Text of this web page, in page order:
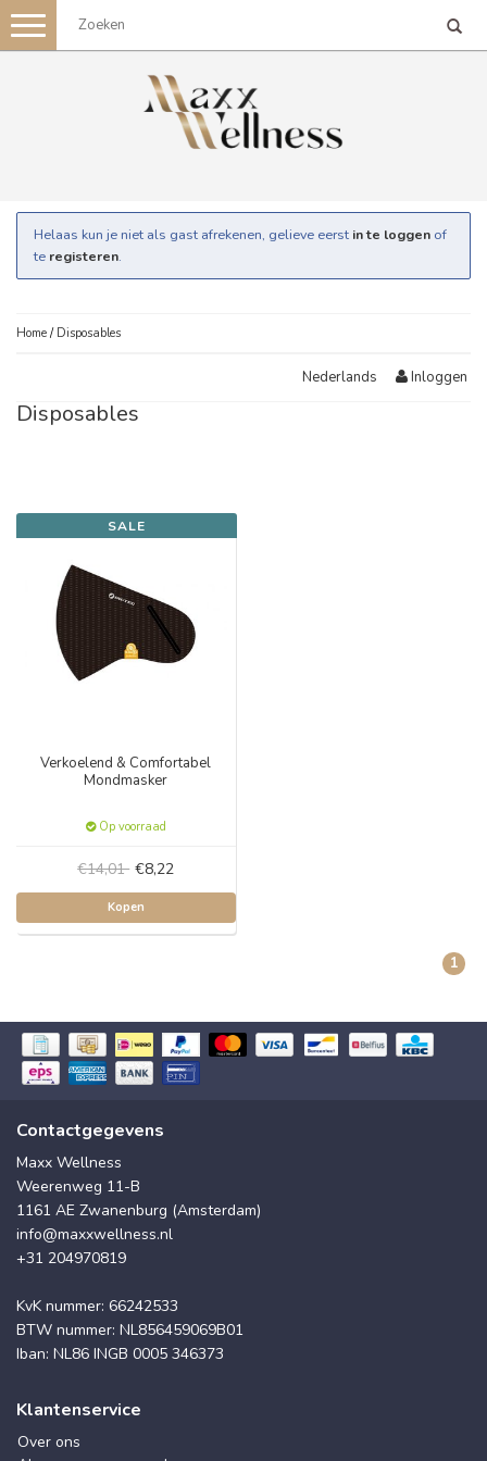
Toggle
navigation
Helaas kun je niet als gast afrekenen, gelieve eerst in te loggen of
te registeren.
Home / Disposables
Nederlands Inloggen
Disposables
SALE
Verkoelend & Comfortabel
Mondmasker
Op voorraad
€14,01 €8,22
Kopen
1
Contactgegevens
Maxx Wellness
Weerenweg 11-B
1161 AE Zwanenburg (Amsterdam)
info@maxxwellness.nl
+31 204970819
KvK nummer: 66242533
BTW nummer: NL856459069B01
Iban: NL86 INGB 0005 346373
Klantenservice
Over ons